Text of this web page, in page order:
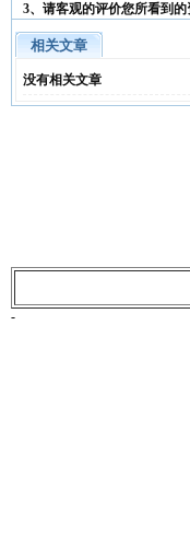
3、请客观的评价您所看到
相关文章
没有相关文章
-